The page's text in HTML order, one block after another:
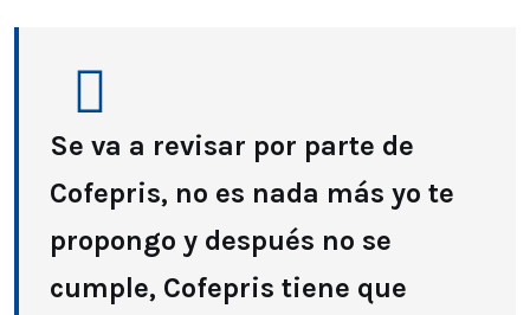
Se va a revisar por parte de
Cofepris, no es nada más yo te
propongo y después no se
cumple, Cofepris tiene que